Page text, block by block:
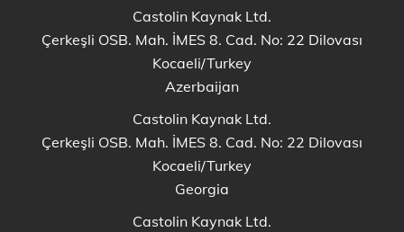
Castolin Kaynak Ltd.
Çerkeşli OSB. Mah. İMES 8. Cad. No: 22 Dilovası
Kocaeli/Turkey
Azerbaijan
Castolin Kaynak Ltd.
Çerkeşli OSB. Mah. İMES 8. Cad. No: 22 Dilovası
Kocaeli/Turkey
Georgia
Castolin Kaynak Ltd.